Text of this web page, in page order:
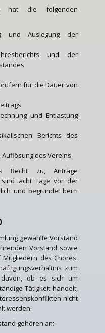
hat die folgenden
und Auslegung der
und der
für die Dauer von
und Entlastung
Berichts des
des Vereins
Recht zu, Anträge
sind acht Tage vor der
und begründet beim
gewählte Vorstand
Vorstand sowie
des Chores.
zum
ob es sich um
Tätigkeit handelt,
nicht
werden.
gehören an: